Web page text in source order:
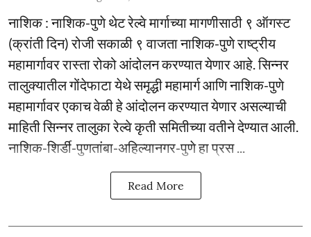
नाशिक : नाशिक-पुणे थेट रेल्वे मार्गाच्या मागणीसाठी ९ ऑगस्ट
(क्रांती दिन) रोजी सकाळी ९ वाजता नाशिक-पुणे राष्ट्रीय
महामार्गावर रास्ता रोको आंदोलन करण्यात येणार आहे. सिन्नर
तालुक्यातील गोंदेफाटा येथे समृद्धी महामार्ग आणि नाशिक-पुणे
महामार्गावर एकाच वेळी हे आंदोलन करण्यात येणार असल्याची
माहिती सिन्नर तालुका रेल्वे कृती समितीच्या वतीने देण्यात आली.
नाशिक-शिर्डी-पुणतांबा-अहिल्यानगर-पुणे हा प्रस ...
Read More